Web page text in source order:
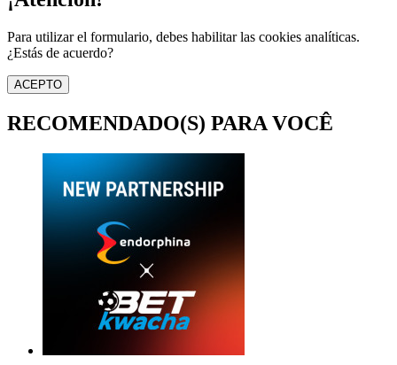
Para utilizar el formulario, debes habilitar las cookies analíticas.
¿Estás de acuerdo?
ACEPTO
RECOMENDADO(S) PARA VOCÊ